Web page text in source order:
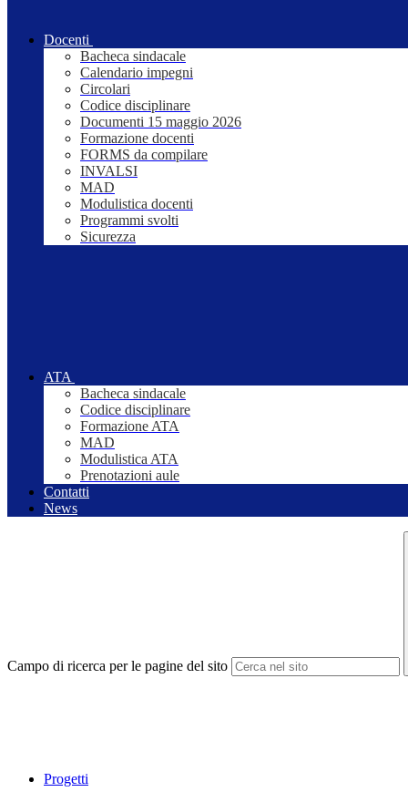
Docenti
Bacheca sindacale
Calendario impegni
Circolari
Codice disciplinare
Documenti 15 maggio 2026
Formazione docenti
FORMS da compilare
INVALSI
MAD
Modulistica docenti
Programmi svolti
Sicurezza
ATA
Bacheca sindacale
Codice disciplinare
Formazione ATA
MAD
Modulistica ATA
Prenotazioni aule
Contatti
News
Campo di ricerca per le pagine del sito
Progetti